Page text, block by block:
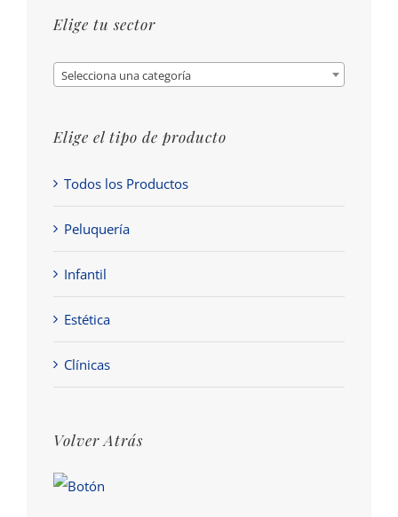
Elige tu sector
Selecciona una categoría
Elige el tipo de producto
Todos los Productos
Peluquería
Infantil
Estética
Clínicas
Volver Atrás